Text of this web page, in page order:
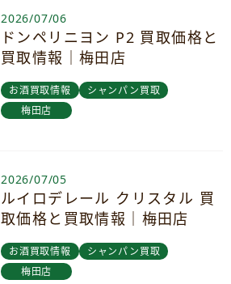
2026/07/06
ドンペリニヨン P2 買取価格と
買取情報｜梅田店
お酒買取情報
シャンパン買取
梅田店
2026/07/05
ルイロデレール クリスタル 買
取価格と買取情報｜梅田店
お酒買取情報
シャンパン買取
梅田店